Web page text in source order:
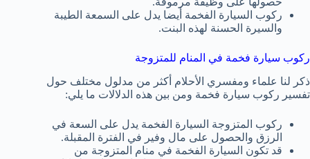
ركوب السيارة الفخمة أيضا يدل على السمعة الطيبة
والسيرة الحسنة لهذه البنت.
ركوب سيارة فخمة في المنام للمتزوجة
ذكر لنا علماء ومفسري الأحلام أكثر من مدلول مختلف حول
تفسير ركوب سيارة فخمة ومن بين هذه الدلالات ما يلي:
ركوب المتزوجة السيارة الفخمة يدل على السعة في
الرزق والحصول على مال وفير في الفترة المقبلة.
قد تكون السيارة الفخمة في منام المتزوجة من